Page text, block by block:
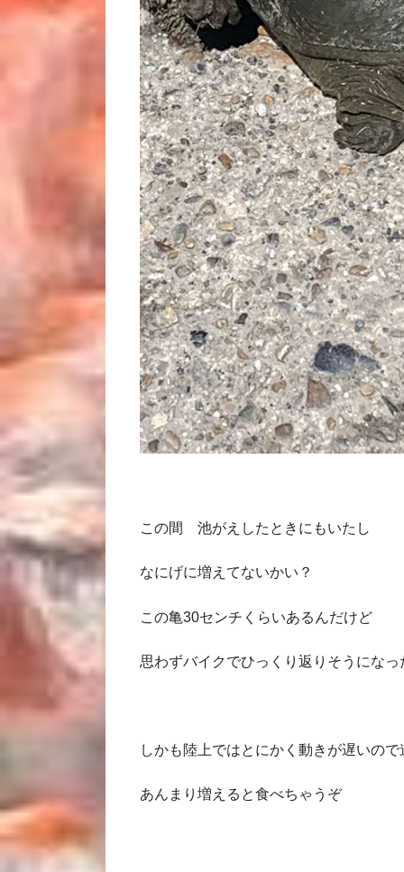
この間 池がえしたときにもいたし
なにげに増えてないかい？
この亀30センチくらいあるんだけど
思わずバイクでひっくり返りそうになっ
しかも陸上ではとにかく動きが遅いの
あんまり増えると食べちゃうぞ